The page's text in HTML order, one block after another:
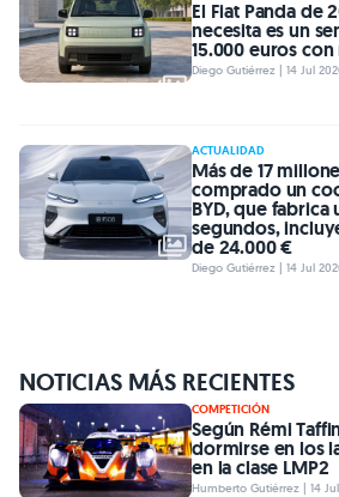
El Fiat Panda de
necesita es un
15.000 euros
Diego Gutiérrez | 14 Jul
ACTUALIDAD
Más de 17
comprado un
BYD, que fabrica
segundos,
de 24.000 €
Diego Gutiérrez | 14 Jul
NOTICIAS MÁS RECIENTES
COMPETICIÓN
Según Rémi
dormirse en los
en la clase LMP2
Humberto Gutiérrez | 14